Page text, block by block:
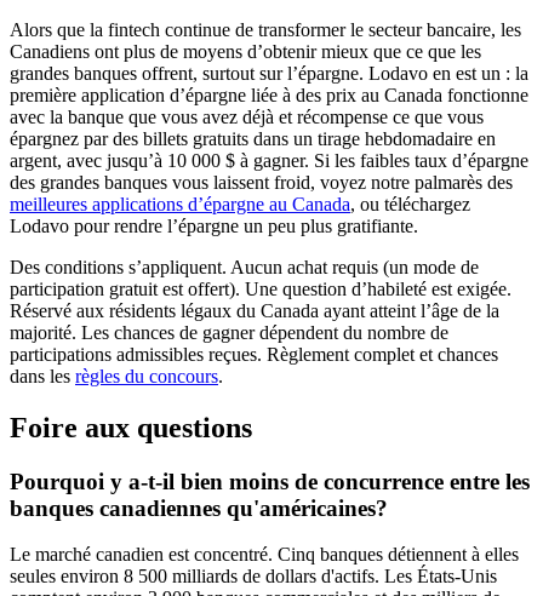
Alors que la fintech continue de transformer le secteur bancaire, les
Canadiens ont plus de moyens d’obtenir mieux que ce que les
grandes banques offrent, surtout sur l’épargne. Lodavo en est un : la
première application d’épargne liée à des prix au Canada fonctionne
avec la banque que vous avez déjà et récompense ce que vous
épargnez par des billets gratuits dans un tirage hebdomadaire en
argent, avec jusqu’à 10 000 $ à gagner. Si les faibles taux d’épargne
des grandes banques vous laissent froid, voyez notre palmarès des
meilleures applications d’épargne au Canada, ou téléchargez
Lodavo pour rendre l’épargne un peu plus gratifiante.
Des conditions s’appliquent. Aucun achat requis (un mode de
participation gratuit est offert). Une question d’habileté est exigée.
Réservé aux résidents légaux du Canada ayant atteint l’âge de la
majorité. Les chances de gagner dépendent du nombre de
participations admissibles reçues. Règlement complet et chances
dans les règles du concours.
Foire aux questions
Pourquoi y a-t-il bien moins de concurrence entre les
banques canadiennes qu'américaines?
Le marché canadien est concentré. Cinq banques détiennent à elles
seules environ 8 500 milliards de dollars d'actifs. Les États-Unis